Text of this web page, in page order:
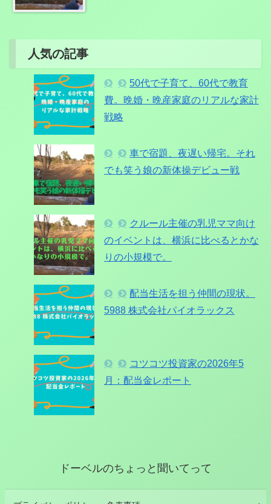
人気の記事
50代で子育て、60代で教育
費。晩婚・晩産家庭のリアルな家計
戦略
車で宿題、夜遅い帰宅。それ
でも笑う娘の新体操デビュー戦
クルール主催の乳児ママ向け
のイベントは、横浜に比べるとかな
りの小規模で。
配当生活を担う仲間の現状。
5988 株式会社パイオラックス
コツコツ投資家の2026年5
月：配当金レポート
ドーベルのちょっと聞いてって